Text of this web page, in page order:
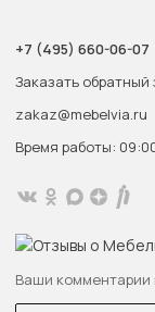
+7 (495) 660-06-07
Заказать обратный
zakaz@mebelvia.ru
Время работы:
Ваши комментарии